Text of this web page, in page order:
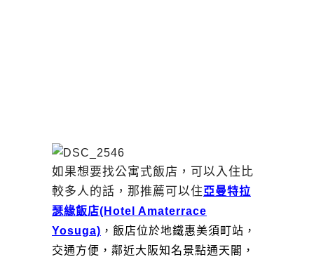
如果想要找公寓式飯店，可以入住比
較多人的話，那推薦可以住亞曼特拉
瑟緣飯店(Hotel Amaterrace
Yosuga) ，飯店位於地鐵惠美須町站，
交通方便，鄰近大阪知名景點通天閣，